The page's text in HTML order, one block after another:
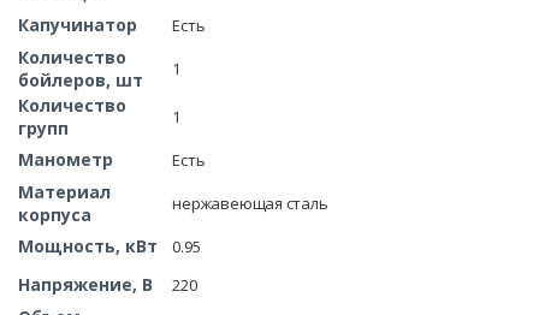
Капучинатор Есть
Количество
бойлеров, шт
1
Количество
групп
1
Манометр Есть
Материал
корпуса
нержавеющая сталь
Мощность, кВт 0.95
Напряжение, В 220